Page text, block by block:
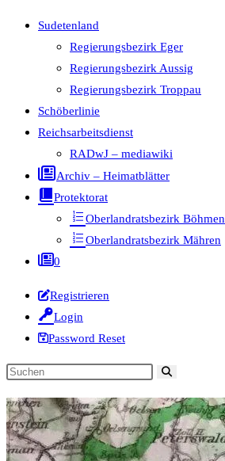
Sudetenland
Regierungsbezirk Eger
Regierungsbezirk Aussig
Regierungsbezirk Troppau
Schöberlinie
Reichsarbeitsdienst
RADwJ – mediawiki
Archiv – Heimatblätter
Protektorat
Oberlandratsbezirk Böhmen
Oberlandratsbezirk Mähren
0
Registrieren
Login
Password Reset
Diese
durchsuchen